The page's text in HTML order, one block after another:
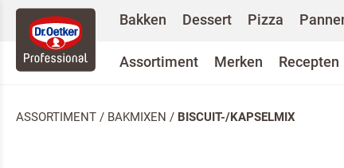
Bakken Dessert Pizza
Assortiment Merken Recepten
ASSORTIMENT / BAKMIXEN / BISCUIT-/KAPSELMIX